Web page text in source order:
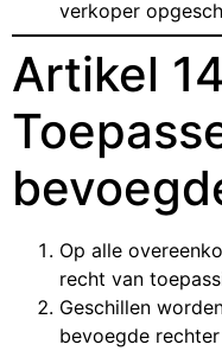
verkoper
Artikel
Op alle
recht van
Geschillen
bevoegde